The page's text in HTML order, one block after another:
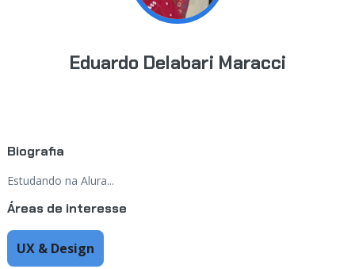
Eduardo Delabari Maracci
Biografia
Estudando na Alura...
Áreas de interesse
UX & Design